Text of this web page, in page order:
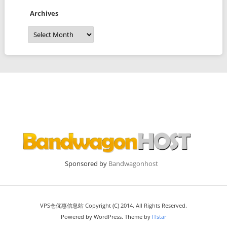
Archives
Archives
Sponsored by Bandwagonhost
VPS仓优惠信息站 Copyright (C) 2014. All Rights Reserved.
Powered by WordPress. Theme by ITstar